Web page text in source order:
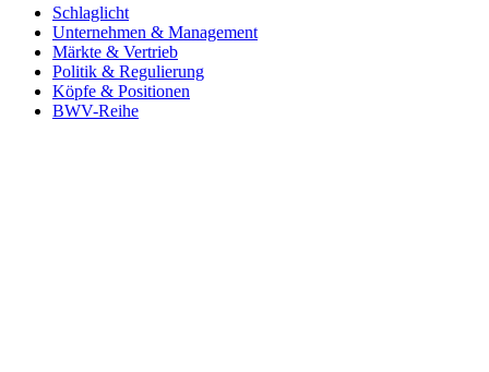
Schlaglicht
Unternehmen & Management
Märkte & Vertrieb
Politik & Regulierung
Köpfe & Positionen
BWV-Reihe